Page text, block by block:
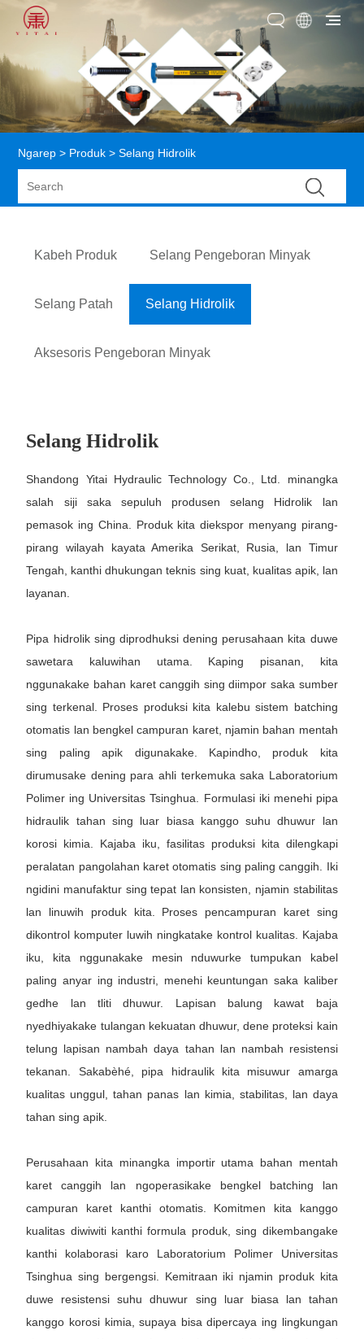
Ngarep > Produk > Selang Hidrolik
Kabeh Produk Selang Pengeboran Minyak
Selang Patah Selang Hidrolik
Aksesoris Pengeboran Minyak
Selang Hidrolik
Shandong Yitai Hydraulic Technology Co., Ltd. minangka
salah siji saka sepuluh produsen selang Hidrolik lan
pemasok ing China. Produk kita diekspor menyang pirang-
pirang wilayah kayata Amerika Serikat, Rusia, lan Timur
Tengah, kanthi dhukungan teknis sing kuat, kualitas apik, lan
layanan.
Pipa hidrolik sing diprodhuksi dening perusahaan kita duwe
sawetara kaluwihan utama. Kaping pisanan, kita
nggunakake bahan karet canggih sing diimpor saka sumber
sing terkenal. Proses produksi kita kalebu sistem batching
otomatis lan bengkel campuran karet, njamin bahan mentah
sing paling apik digunakake. Kapindho, produk kita
dirumusake dening para ahli terkemuka saka Laboratorium
Polimer ing Universitas Tsinghua. Formulasi iki menehi pipa
hidraulik tahan sing luar biasa kanggo suhu dhuwur lan
korosi kimia. Kajaba iku, fasilitas produksi kita dilengkapi
peralatan pangolahan karet otomatis sing paling canggih. Iki
ngidini manufaktur sing tepat lan konsisten, njamin stabilitas
lan linuwih produk kita. Proses pencampuran karet sing
dikontrol komputer luwih ningkatake kontrol kualitas. Kajaba
iku, kita nggunakake mesin nduwurke tumpukan kabel
paling anyar ing industri, menehi keuntungan saka kaliber
gedhe lan tliti dhuwur. Lapisan balung kawat baja
nyedhiyakake tulangan kekuatan dhuwur, dene proteksi kain
telung lapisan nambah daya tahan lan nambah resistensi
tekanan. Sakabèhé, pipa hidraulik kita misuwur amarga
kualitas unggul, tahan panas lan kimia, stabilitas, lan daya
tahan sing apik.
Perusahaan kita minangka importir utama bahan mentah
karet canggih lan ngoperasikake bengkel batching lan
campuran karet kanthi otomatis. Komitmen kita kanggo
kualitas diwiwiti kanthi formula produk, sing dikembangake
kanthi kolaborasi karo Laboratorium Polimer Universitas
Tsinghua sing bergengsi. Kemitraan iki njamin produk kita
duwe resistensi suhu dhuwur sing luar biasa lan tahan
kanggo korosi kimia, supaya bisa dipercaya ing lingkungan